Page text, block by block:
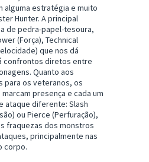
alguma estratégia e muito
Hunter. A principal
de pedra-papel-tesoura,
(Força), Technical
que nos dá
confrontos diretos entre
Quanto aos
para os veteranos, os
presença e cada um
ataque diferente: Slash
ou Pierce (Perfuração),
fraquezas dos monstros
principalmente nas
corpo.